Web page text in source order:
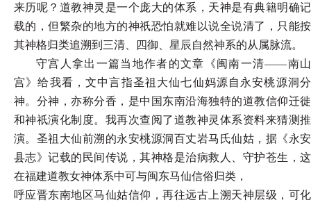
来历呢？道教神灵是一个庞大的体系，天神是有典籍明确记
载的，但繁杂的地方的神祇恐怕就难以说全说清了，只能按
其神格归类追溯到三清、四御、星辰自然神系的从属脉流。
守宫人拿出一篇当地作者的文章《闽南一清——南山
宫》给我看，文中言指圣祖大仙七仙妈源自永安桃源洞分
神。分神，亦称分香，是中国东南沿海独特的道教信仰迁徙
和神祇演化制度。我再次查阅了道教神灵体系资料来猜测推
演。圣祖大仙前溯的永安桃源洞百丈岩马氏仙姑，据《永安
县志》记载的民间传说，其神格是治病救人、守护苍生，这
在福建道教女神体系中可与闽东马仙信俗归类，
呼应晋东南地区马仙姑信仰，再往远古上溯天神层级，可化